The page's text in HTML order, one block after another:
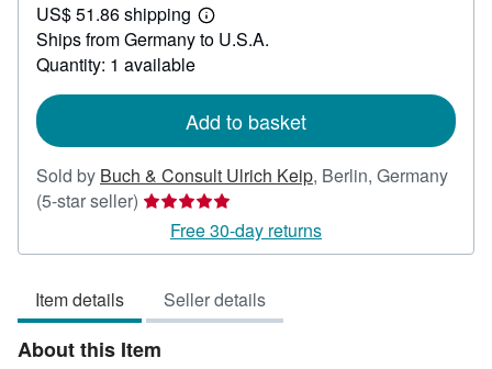
118.70
US$ 51.86 shipping
Learn
more
Ships from Germany to U.S.A.
Quantity: 1 available
Add to basket
Sold by Buch & Consult Ulrich Keip, Berlin, Germany
(5-star seller) Seller
rating
5
5
stars
Free 30-day returns
Item details Seller details
About this Item